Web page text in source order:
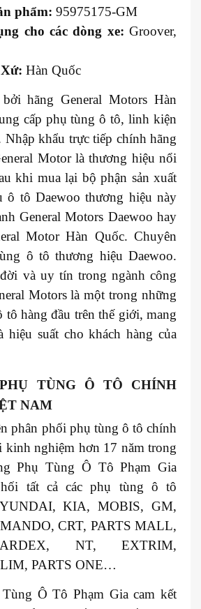
phẩm: 95975175-GM
cho các dòng xe: Groover,
Hàn Quốc
hãng General Motors Hàn
cấp phụ tùng ô tô, linh kiện
khẩu trực tiếp chính hãng
Motor là thương hiệu nổi
khi mua lại bộ phận sản xuất
ô tô Daewoo thương hiệu này
General Motors Daewoo hay
Motor Hàn Quốc. Chuyên
ô tô thương hiệu Daewoo.
và uy tín trong ngành công
Motors là một trong những
tô hàng đầu trên thế giới, mang
suất cho khách hàng của
TÙNG Ô TÔ CHÍNH
NAM
phân phối phụ tùng ô tô chính
nghiệm hơn 17 năm trong
Phụ Tùng Ô Tô Phạm Gia
tất cả các phụ tùng ô tô
KIA, MOBIS, GM,
CRT, PARTS MALL,
NT, EXTRIM,
PARTS ONE…
Ô Tô Phạm Gia cam kết